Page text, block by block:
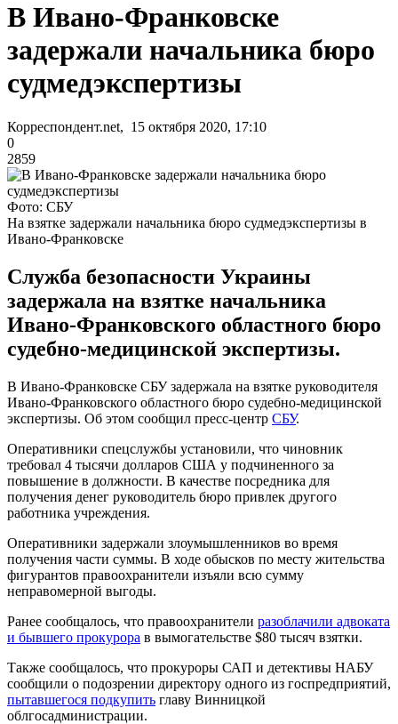
В Ивано-Франковске
задержали начальника бюро
судмедэкспертизы
Корреспондент.net, 15 октября 2020, 17:10
0
2859
Фото: СБУ
На взятке задержали начальника бюро судмедэкспертизы в
Ивано-Франковске
Служба безопасности Украины
задержала на взятке начальника
Ивано-Франковского областного бюро
судебно-медицинской экспертизы.
В Ивано-Франковске СБУ задержала на взятке руководителя
Ивано-Франковского областного бюро судебно-медицинской
экспертизы. Об этом сообщил пресс-центр СБУ.
Оперативники спецслужбы установили, что чиновник
требовал 4 тысячи долларов США у подчиненного за
повышение в должности. В качестве посредника для
получения денег руководитель бюро привлек другого
работника учреждения.
Оперативники задержали злоумышленников во время
получения части суммы. В ходе обысков по месту жительства
фигурантов правоохранители изъяли всю сумму
неправомерной выгоды.
Ранее сообщалось, что правоохранители разоблачили адвоката
и бывшего прокурора в вымогательстве $80 тысяч взятки.
Также сообщалось, что прокуроры САП и детективы НАБУ
сообщили о подозрении директору одного из госпредприятий,
пытавшегося подкупить главу Винницкой
облгосадминистрации.